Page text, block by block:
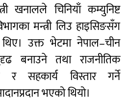
खनालले चिनियाँ कम्युनिष्ट
विभागका मन्त्री लिउ हाइसिङसँग
थिए। उक्त भेटमा नेपाल–चीन
बनाउने तथा राजनीतिक
सहकार्य विस्तार गर्ने
भएको थियो।